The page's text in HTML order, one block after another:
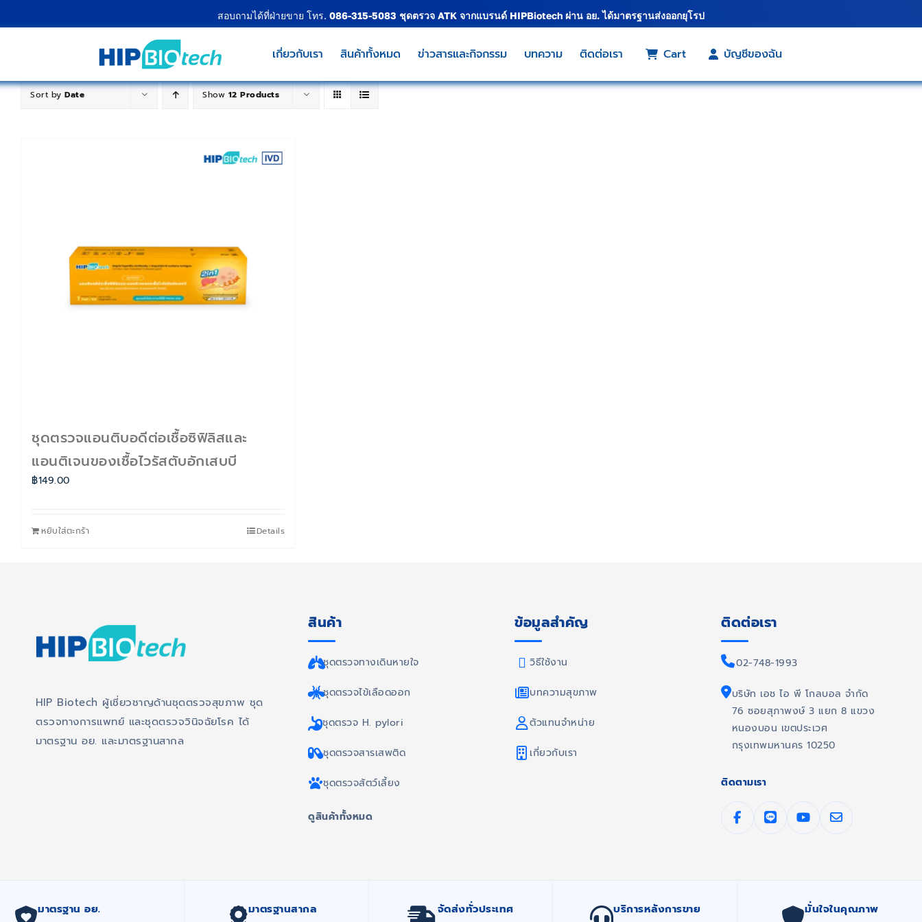
สอบถามได้ที่ฝ่ายขาย โทร. 086-315-5083 ชุดตรวจ ATK จากแบรนด์ HIPBiotech ผ่าน อย. ได้มาตรฐานส่งออกยุโรป
เกี่ยวกับเรา สินค้าทั้งหมด ข่าวสารและกิจกรรม บทความ ติดต่อเรา Cart บัญชีของฉัน
Sort by Date Show 12 Products
ชุดตรวจแอนติบอดีต่อเชื้อซิฟิลิสและ
แอนติเจนของเชื้อไวรัสตับอักเสบบี
฿149.00
หยิบใส่ตะกร้า Details
HIP Biotech ผู้เชี่ยวชาญด้านชุดตรวจสุขภาพ ชุด
ตรวจทางการแพทย์ และชุดตรวจวินิจฉัยโรค ได้
มาตรฐาน อย. และมาตรฐานสากล
สินค้า
ชุดตรวจทางเดินหายใจ
ชุดตรวจไข้เลือดออก
ชุดตรวจ H. pylori
ชุดตรวจสารเสพติด
ชุดตรวจสัตว์เลี้ยง
ดูสินค้าทั้งหมด
ข้อมูลสำคัญ
วิธีใช้งาน
บทความสุขภาพ
ตัวแทนจำหน่าย
เกี่ยวกับเรา
ติดต่อเรา
02-748-1993
บริษัท เอช ไอ พี โกลบอล จำกัด
76 ซอยสุภาพงษ์ 3 แยก 8 แขวง
หนองบอน เขตประเวศ
กรุงเทพมหานคร 10250
ติดตามเรา
มาตรฐาน อย. มาตรฐานสากล จัดส่งทั่วประเทศ บริการหลังการขาย มั่นใจในคุณภาพ